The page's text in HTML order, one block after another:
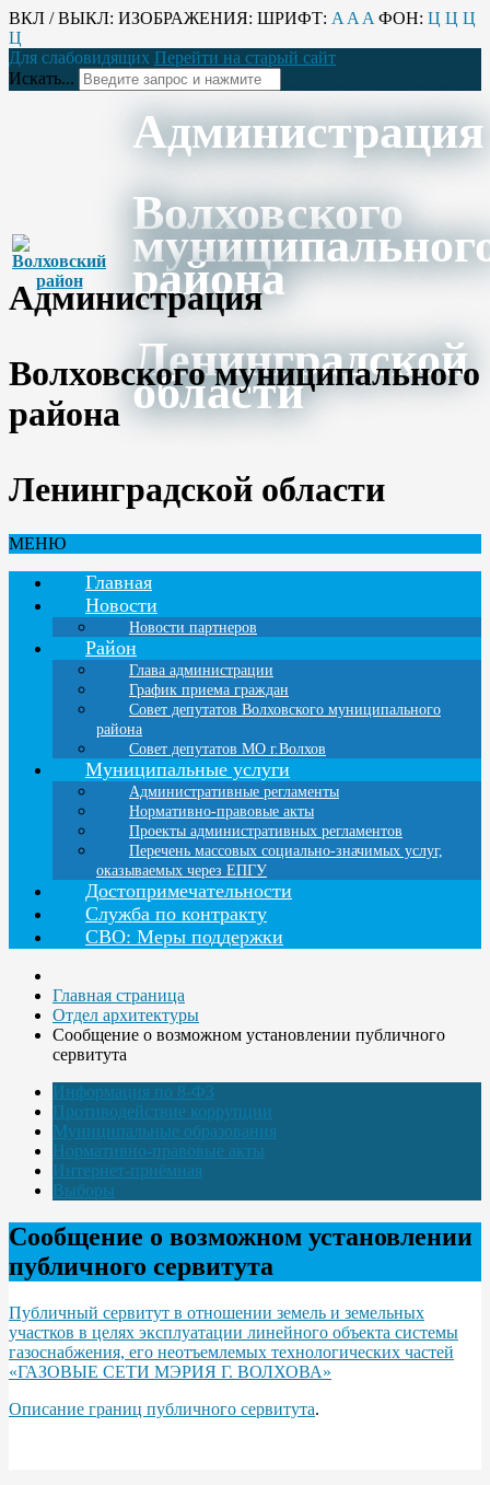
ВКЛ / ВЫКЛ: ИЗОБРАЖЕНИЯ: ШРИФТ: A A A ФОН: Ц Ц Ц
Ц
Для слабовидящих Перейти на старый сайт
Искать...
Администрация
Волховского
района
Ленинградской
области
Администрация
Волховского муниципального
района
Ленинградской области
МЕНЮ
Главная
Новости
Новости партнеров
Район
Глава администрации
График приема граждан
Совет депутатов Волховского муниципального
района
Совет депутатов МО г.Волхов
Муниципальные услуги
Административные регламенты
Нормативно-правовые акты
Проекты административных регламентов
Перечень массовых социально-значимых услуг,
оказываемых через ЕПГУ
Достопримечательности
Служба по контракту
СВО: Меры поддержки
Главная страница
Отдел архитектуры
Сообщение о возможном установлении публичного
сервитута
Информация по 8-ФЗ
Противодействие коррупции
Муниципальные образования
Нормативно-правовые акты
Интернет-приёмная
Выборы
Сообщение о возможном установлении
публичного сервитута
Публичный сервитут в отношении земель и земельных
участков в целях эксплуатации линейного объекта системы
газоснабжения, его неотъемлемых технологических частей
«ГАЗОВЫЕ СЕТИ МЭРИЯ Г. ВОЛХОВА»
Описание границ публичного сервитута.